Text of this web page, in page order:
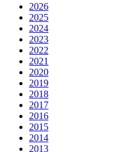
2026
2025
2024
2023
2022
2021
2020
2019
2018
2017
2016
2015
2014
2013